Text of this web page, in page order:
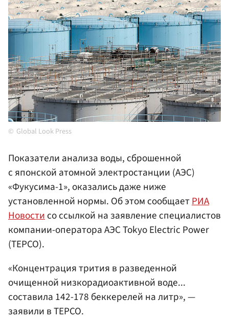
Global Look Press
Показатели анализа воды, сброшенной
с японской атомной электростанции (АЭС)
«Фукусима-1», оказались даже ниже
установленной нормы. Об этом сообщаетРИА
Новостисо ссылкой на заявление специалистов
компании-оператора АЭС Tokyo Electric Power
(TEPCO).
«Концентрация трития в разведенной
очищенной низкорадиоактивной воде...
составила 142-178 беккерелей на литр», —
заявили в TEPCO.